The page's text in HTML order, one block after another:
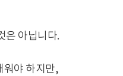
은 아닙니다.
워야 하지만,